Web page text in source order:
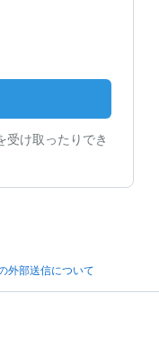
受け取ったりでき
外部送信について